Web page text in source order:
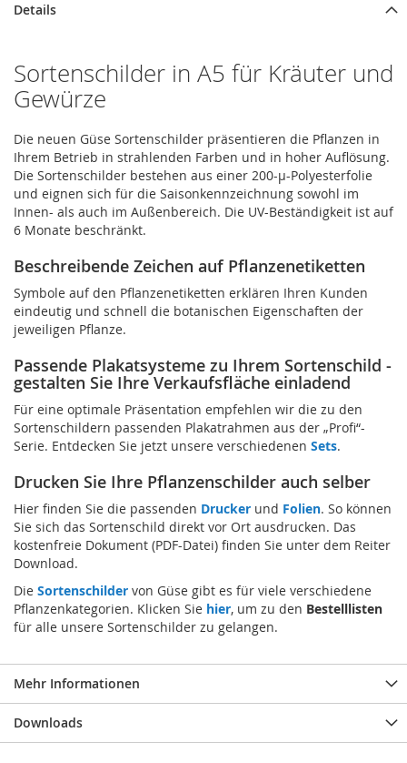
Details
Sortenschilder in A5 für Kräuter und
Gewürze
Die neuen Güse Sortenschilder präsentieren die Pflanzen in
Ihrem Betrieb in strahlenden Farben und in hoher Auflösung.
Die Sortenschilder bestehen aus einer 200-µ-Polyesterfolie
und eignen sich für die Saisonkennzeichnung sowohl im
Innen- als auch im Außenbereich. Die UV-Beständigkeit ist auf
6 Monate beschränkt.
Beschreibende Zeichen auf Pflanzenetiketten
Symbole auf den Pflanzenetiketten erklären Ihren Kunden
eindeutig und schnell die botanischen Eigenschaften der
jeweiligen Pflanze.
Passende Plakatsysteme zu Ihrem Sortenschild -
gestalten Sie Ihre Verkaufsfläche einladend
Für eine optimale Präsentation empfehlen wir die zu den
Sortenschildern passenden Plakatrahmen aus der „Profi“-
Serie. Entdecken Sie jetzt unsere verschiedenen Sets.
Drucken Sie Ihre Pflanzenschilder auch selber
Hier finden Sie die passenden Drucker und Folien. So können
Sie sich das Sortenschild direkt vor Ort ausdrucken. Das
kostenfreie Dokument (PDF-Datei) finden Sie unter dem Reiter
Download.
Die Sortenschilder von Güse gibt es für viele verschiedene
Pflanzenkategorien. Klicken Sie hier, um zu den Bestelllisten
für alle unsere Sortenschilder zu gelangen.
Mehr Informationen
Downloads